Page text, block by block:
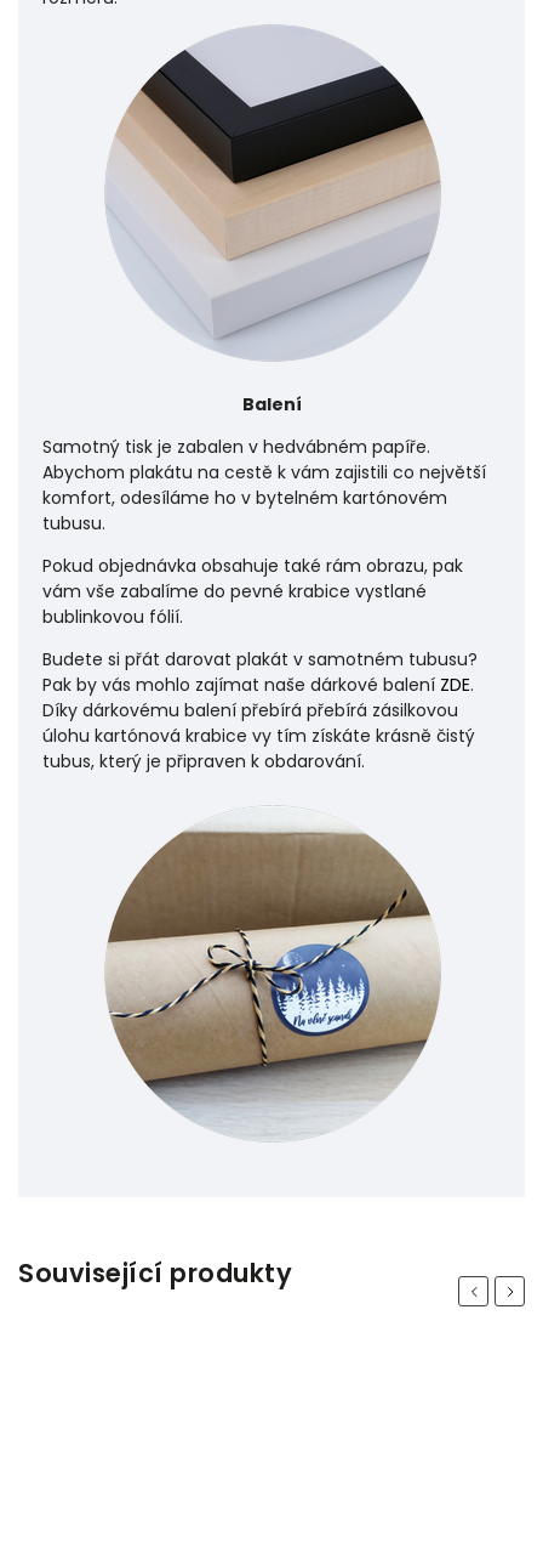
Balení
Samotný tisk je zabalen v hedvábném papíře.
Abychom plakátu na cestě k vám zajistili co největší
komfort, odesíláme ho v bytelném kartónovém
tubusu.
Pokud objednávka obsahuje také rám obrazu, pak
vám vše zabalíme do pevné krabice vystlané
bublinkovou fólií.
Budete si přát darovat plakát v samotném tubusu?
Pak by vás mohlo zajímat naše dárkové balení ZDE.
Díky dárkovému balení přebírá přebírá zásilkovou
úlohu kartónová krabice vy tím získáte krásně čistý
tubus, který je připraven k obdarování.
Související produkty Previous
Next